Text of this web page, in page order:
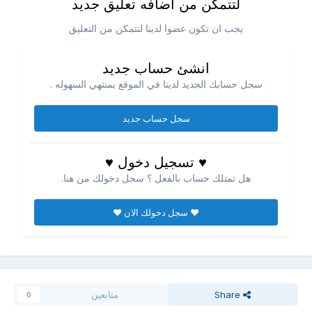
لتتمكن من اضافه تعليق جديد
يجب ان تكون عضوا لدينا لتتمكن من التعليق
انشئ حساب جديد
سجل حسابك الجديد لدينا في الموقع بمنتهي السهوله .
سجل حساب جديد
♥ تسجيل دخول ♥
هل تمتلك حساب بالفعل ؟ سجل دخولك من هنا.
♥ سجل دخولك الان ♥
Share متابعين 0